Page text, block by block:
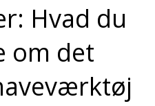
Hvad du
om det